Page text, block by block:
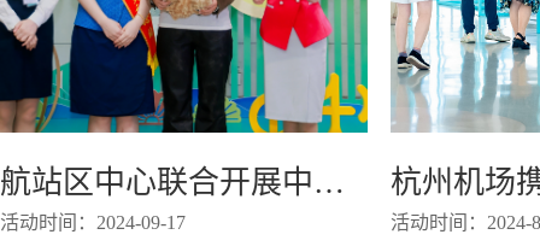
航站区中心联合开展中秋航班送福活动
活动时间：2024-09-17 活动时间：2024-